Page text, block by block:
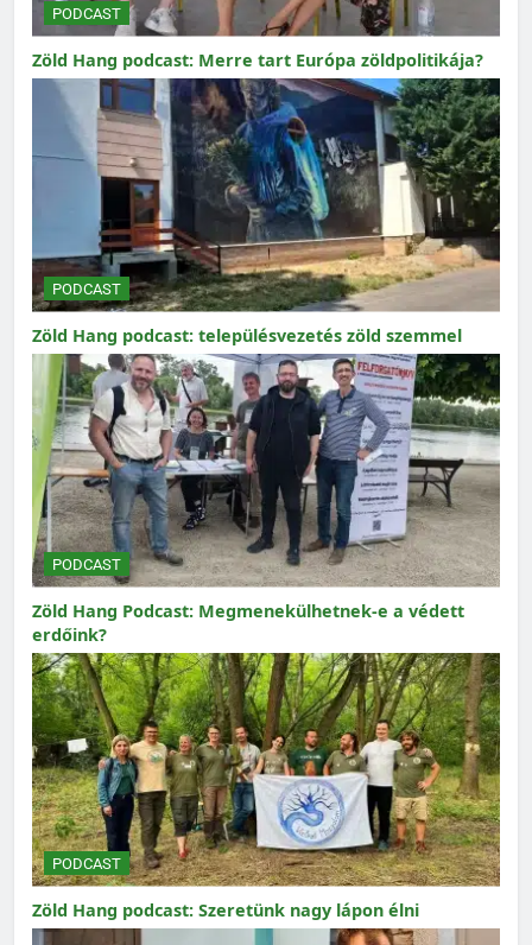
PODCAST
Zöld Hang podcast: Merre tart Európa zöldpolitikája?
PODCAST
Zöld Hang podcast: településvezetés zöld szemmel
PODCAST
Zöld Hang Podcast: Megmenekülhetnek-e a védett
erdőink?
PODCAST
Zöld Hang podcast: Szeretünk nagy lápon élni